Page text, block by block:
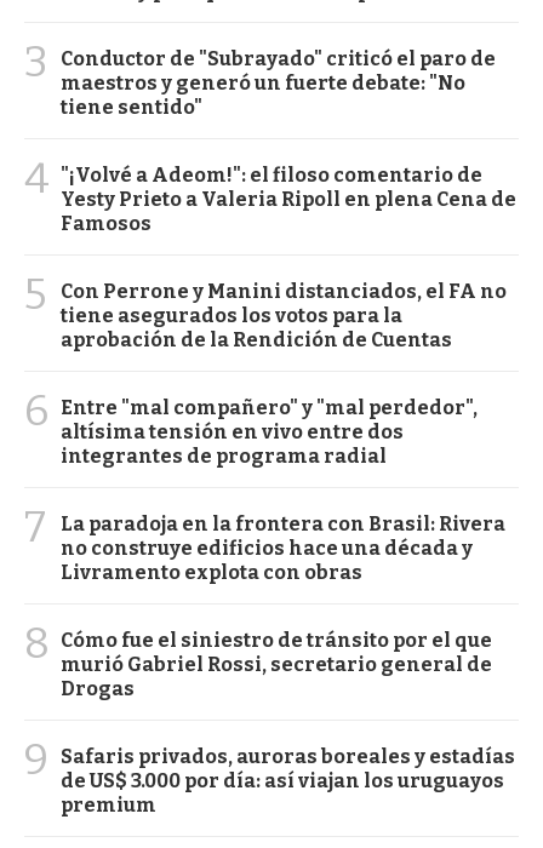
3
Conductor de "Subrayado" criticó el paro de
maestros y generó un fuerte debate: "No
tiene sentido"
4 "¡Volvé a Adeom!": el filoso comentario de
Yesty Prieto a Valeria Ripoll en plena Cena de
Famosos
5
Con Perrone y Manini distanciados, el FA no
tiene asegurados los votos para la
aprobación de la Rendición de Cuentas
6
Entre "mal compañero" y "mal perdedor",
altísima tensión en vivo entre dos
integrantes de programa radial
7
La paradoja en la frontera con Brasil: Rivera
no construye edificios hace una década y
Livramento explota con obras
8
Cómo fue el siniestro de tránsito por el que
murió Gabriel Rossi, secretario general de
Drogas
9
Safaris privados, auroras boreales y estadías
de US$ 3.000 por día: así viajan los uruguayos
premium